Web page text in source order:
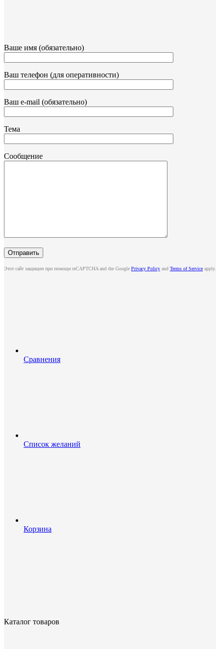
Ваше имя (обязательно)
Ваш телефон (для оперативности)
Ваш e-mail (обязательно)
Тема
Сообщение
Этот сайт защищен при помощи reCAPTCHA and the Google Privacy Policy and Terms of Service apply.
Сравнения
Список желаний
Корзина
Каталог товаров